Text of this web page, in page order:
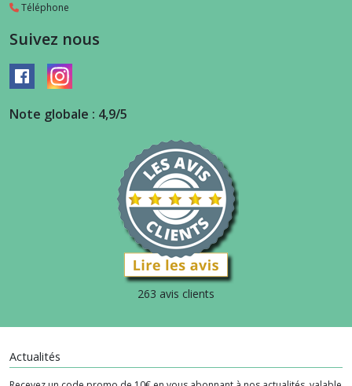
Téléphone
Suivez nous
Note globale : 4,9/5
263 avis clients
Actualités